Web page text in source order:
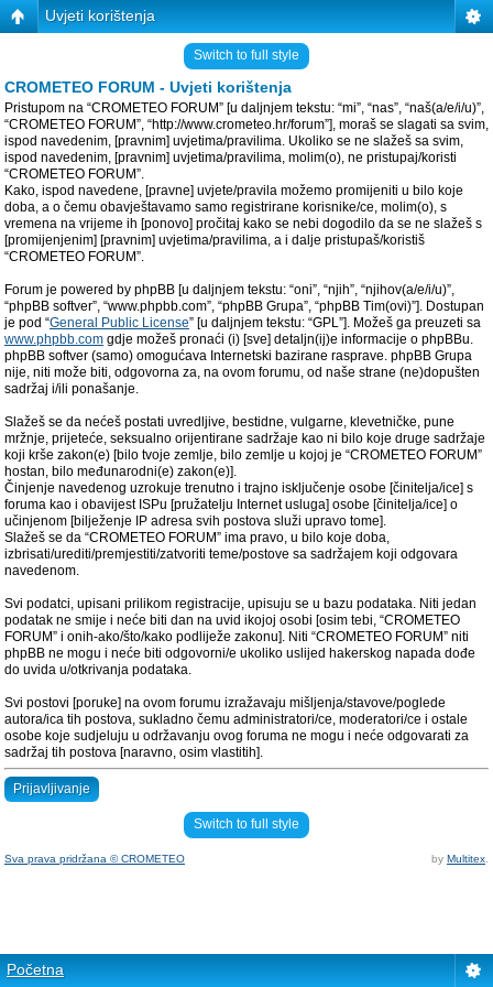
Uvjeti korištenja
Switch to full style
CROMETEO FORUM - Uvjeti korištenja
Pristupom na “CROMETEO FORUM” [u daljnjem tekstu: “mi”, “nas”, “naš(a/e/i/u)”,
“CROMETEO FORUM”, “http://www.crometeo.hr/forum”], moraš se slagati sa svim,
ispod navedenim, [pravnim] uvjetima/pravilima. Ukoliko se ne slažeš sa svim,
ispod navedenim, [pravnim] uvjetima/pravilima, molim(o), ne pristupaj/koristi
“CROMETEO FORUM”.
Kako, ispod navedene, [pravne] uvjete/pravila možemo promijeniti u bilo koje
doba, a o čemu obavještavamo samo registrirane korisnike/ce, molim(o), s
vremena na vrijeme ih [ponovo] pročitaj kako se nebi dogodilo da se ne slažeš s
[promijenjenim] [pravnim] uvjetima/pravilima, a i dalje pristupaš/koristiš
“CROMETEO FORUM”.
Forum je powered by phpBB [u daljnjem tekstu: “oni”, “njih”, “njihov(a/e/i/u)”,
“phpBB softver”, “www.phpbb.com”, “phpBB Grupa”, “phpBB Tim(ovi)”]. Dostupan
je pod “General Public License” [u daljnjem tekstu: “GPL”]. Možeš ga preuzeti sa
www.phpbb.com gdje možeš pronaći (i) [sve] detaljn(ij)e informacije o phpBBu.
phpBB softver (samo) omogućava Internetski bazirane rasprave. phpBB Grupa
nije, niti može biti, odgovorna za, na ovom forumu, od naše strane (ne)dopušten
sadržaj i/ili ponašanje.
Slažeš se da nećeš postati uvredljive, bestidne, vulgarne, klevetničke, pune
mržnje, prijeteće, seksualno orijentirane sadržaje kao ni bilo koje druge sadržaje
koji krše zakon(e) [bilo tvoje zemlje, bilo zemlje u kojoj je “CROMETEO FORUM”
hostan, bilo međunarodni(e) zakon(e)].
Činjenje navedenog uzrokuje trenutno i trajno isključenje osobe [činitelja/ice] s
foruma kao i obavijest ISPu [pružatelju Internet usluga] osobe [činitelja/ice] o
učinjenom [bilježenje IP adresa svih postova služi upravo tome].
Slažeš se da “CROMETEO FORUM” ima pravo, u bilo koje doba,
izbrisati/urediti/premjestiti/zatvoriti teme/postove sa sadržajem koji odgovara
navedenom.
Svi podatci, upisani prilikom registracije, upisuju se u bazu podataka. Niti jedan
podatak ne smije i neće biti dan na uvid ikojoj osobi [osim tebi, “CROMETEO
FORUM” i onih-ako/što/kako podliježe zakonu]. Niti “CROMETEO FORUM” niti
phpBB ne mogu i neće biti odgovorni/e ukoliko uslijed hakerskog napada dođe
do uvida u/otkrivanja podataka.
Svi postovi [poruke] na ovom forumu izražavaju mišljenja/stavove/poglede
autora/ica tih postova, sukladno čemu administratori/ce, moderatori/ce i ostale
osobe koje sudjeluju u održavanju ovog foruma ne mogu i neće odgovarati za
sadržaj tih postova [naravno, osim vlastitih].
Prijavljivanje
Switch to full style
Sva prava pridržana © CROMETEO by Multitex
Početna